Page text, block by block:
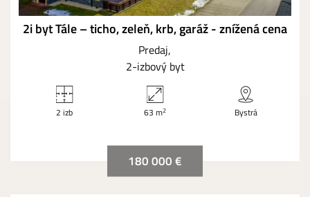
2i byt Tále – ticho, zeleň, krb, garáž - znížená cena
Predaj
2-izbový byt
2 izb 63 m2 Bystrá
180 000 €